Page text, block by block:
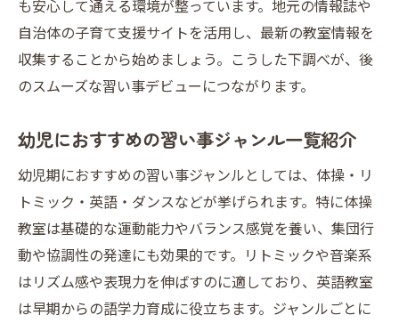
も安心して通える環境が整っています。地元の情報誌や
自治体の子育て支援サイトを活用し、最新の教室情報を
収集することから始めましょう。こうした下調べが、後
のスムーズな習い事デビューにつながります。
幼児におすすめの習い事ジャンル一覧紹介
幼児期におすすめの習い事ジャンルとしては、体操・リ
トミック・英語・ダンスなどが挙げられます。特に体操
教室は基礎的な運動能力やバランス感覚を養い、集団行
動や協調性の発達にも効果的です。リトミックや音楽系
はリズム感や表現力を伸ばすのに適しており、英語教室
は早期からの語学力育成に役立ちます。ジャンルごとに